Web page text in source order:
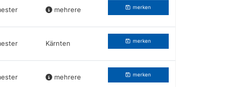
mehrere merken
Kärnten merken
mehrere merken